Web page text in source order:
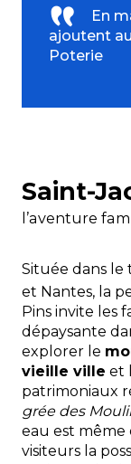
En
ajoutent
Poterie
Saint-
l’aventure
Située dans le
et Nantes, la
Pins invite les
dépaysante
explorer le
vieille ville et
patrimoniaux
grée des
eau est
visiteurs la